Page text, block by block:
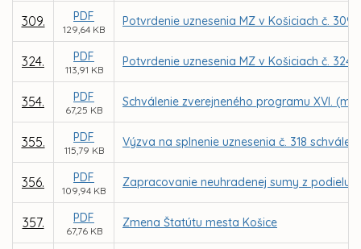
309. PDF
129,64 KB
Potvrdenie uznesenia MZ v Košiciach č.
324. PDF
113,91 KB
Potvrdenie uznesenia MZ v Košiciach č.
354. PDF
67,25 KB
Schválenie zverejneného programu XVI.
355. PDF
115,79 KB
Výzva na splnenie uznesenia č. 318
356. PDF
109,94 KB
Zapracovanie neuhradenej sumy z podielu
357. PDF
67,76 KB
Zmena Štatútu mesta Košice